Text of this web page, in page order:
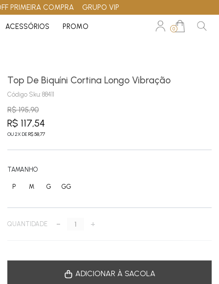
PRIMEIRA COMPRA GRUPO VIP
ACESSÓRIOS PROMO 0
Top De Biquíni Cortina Longo Vibração
Código Sku: 88411
R$ 195,90
R$ 117,54
OU2X DER$ 58,77
TAMANHO
P M G GG
QUANTIDADE - +
ADICIONAR À SACOLA